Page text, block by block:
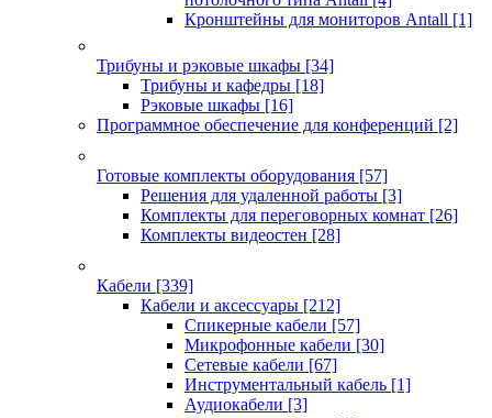
Кронштейны для мониторов Antall [1]
Трибуны и рэковые шкафы [34]
Трибуны и кафедры [18]
Рэковые шкафы [16]
Программное обеспечение для конференций [2]
Готовые комплекты оборудования [57]
Решения для удаленной работы [3]
Комплекты для переговорных комнат [26]
Комплекты видеостен [28]
Кабели [339]
Кабели и аксессуары [212]
Спикерные кабели [57]
Микрофонные кабели [30]
Сетевые кабели [67]
Инструментальный кабель [1]
Аудиокабели [3]